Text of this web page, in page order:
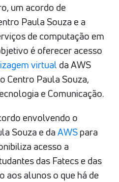
um acordo de
Paula Souza e a
de computação em
é oferecer acesso
virtual da AWS
Centro Paula Souza,
e Comunicação.
envolvendo o
Souza e daAWSpara
acesso a
das Fatecs e das
aos alunos o que há de